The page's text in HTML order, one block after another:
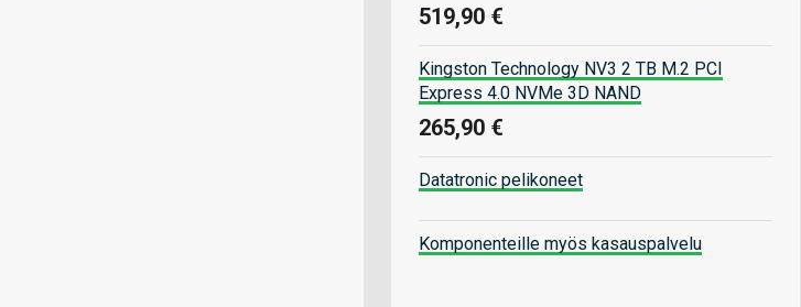
519,90 €
Kingston Technology NV3 2 TB M.2 PCI
Express 4.0 NVMe 3D NAND
265,90 €
Datatronic pelikoneet
Komponenteille myös kasauspalvelu